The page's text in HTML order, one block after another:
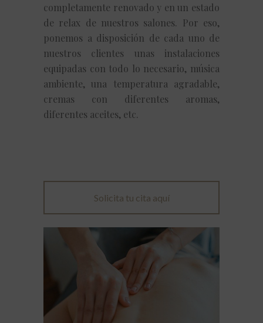
completamente renovado y en un estado
de relax de nuestros salones. Por eso,
ponemos a disposición de cada uno de
nuestros clientes unas instalaciones
equipadas con todo lo necesario, música
ambiente, una temperatura agradable,
cremas con diferentes aromas,
diferentes aceites, etc.
Solicita tu cita aquí